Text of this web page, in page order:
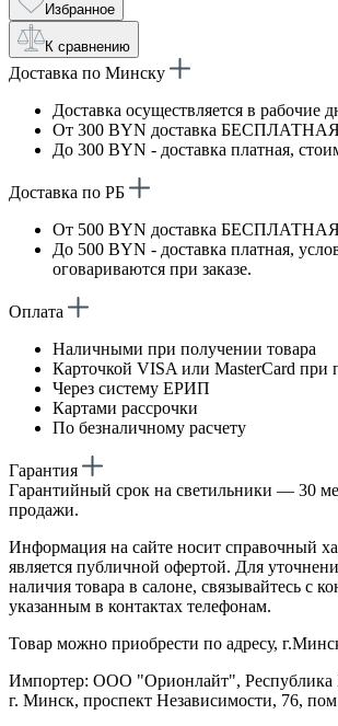
Избранное
К сравнению
Доставка по Минску
Доставка осуществляется в рабочие
От 300 BYN доставка
До 300 BYN - доставка платная,
Доставка по РБ
От 500 BYN доставка
До 500 BYN - доставка платная,
оговариваются при заказе.
Оплата
Наличными при получении товара
Карточкой VISA или MasterCard при
Через систему ЕРИП
Картами рассрочки
По безналичному расчету
Гарантия
Гарантийный срок на светильники — 30
продажи.
Информация на сайте носит справочный
является публичной офертой. Для
наличия товара в салоне, связывайтесь с
указанным в контактах телефонам.
Товар можно приобрести по адресу,
Импортер: ООО "Орионлайт", Республика
г. Минск, проспект Независимости, 76,